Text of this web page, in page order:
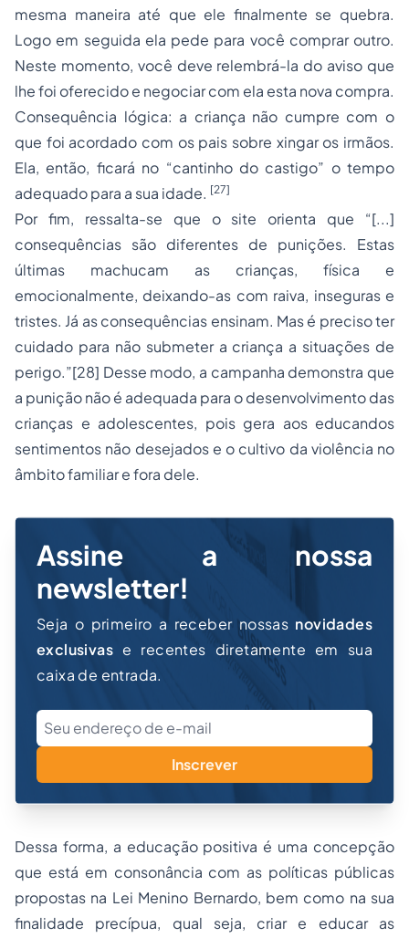
mesma maneira até que ele finalmente se quebra.
Logo em seguida ela pede para você comprar outro.
Neste momento, você deve relembrá-la do aviso que
lhe foi oferecido e negociar com ela esta nova compra.
Consequência lógica: a criança não cumpre com o
que foi acordado com os pais sobre xingar os irmãos.
Ela, então, ficará no “cantinho do castigo” o tempo
adequado para a sua idade. [27]
Por fim, ressalta-se que o site orienta que “[...]
consequências são diferentes de punições. Estas
últimas machucam as crianças, física e
emocionalmente, deixando-as com raiva, inseguras e
tristes. Já as consequências ensinam. Mas é preciso ter
cuidado para não submeter a criança a situações de
perigo.”[28] Desse modo, a campanha demonstra que
a punição não é adequada para o desenvolvimento das
crianças e adolescentes, pois gera aos educandos
sentimentos não desejados e o cultivo da violência no
âmbito familiar e fora dele.
Assine a nossa
newsletter!
Seja o primeiro a receber nossas novidades
exclusivas e recentes diretamente em sua
caixa de entrada.
Inscrever
Dessa forma, a educação positiva é uma concepção
que está em consonância com as políticas públicas
propostas na Lei Menino Bernardo, bem como na sua
finalidade precípua, qual seja, criar e educar as